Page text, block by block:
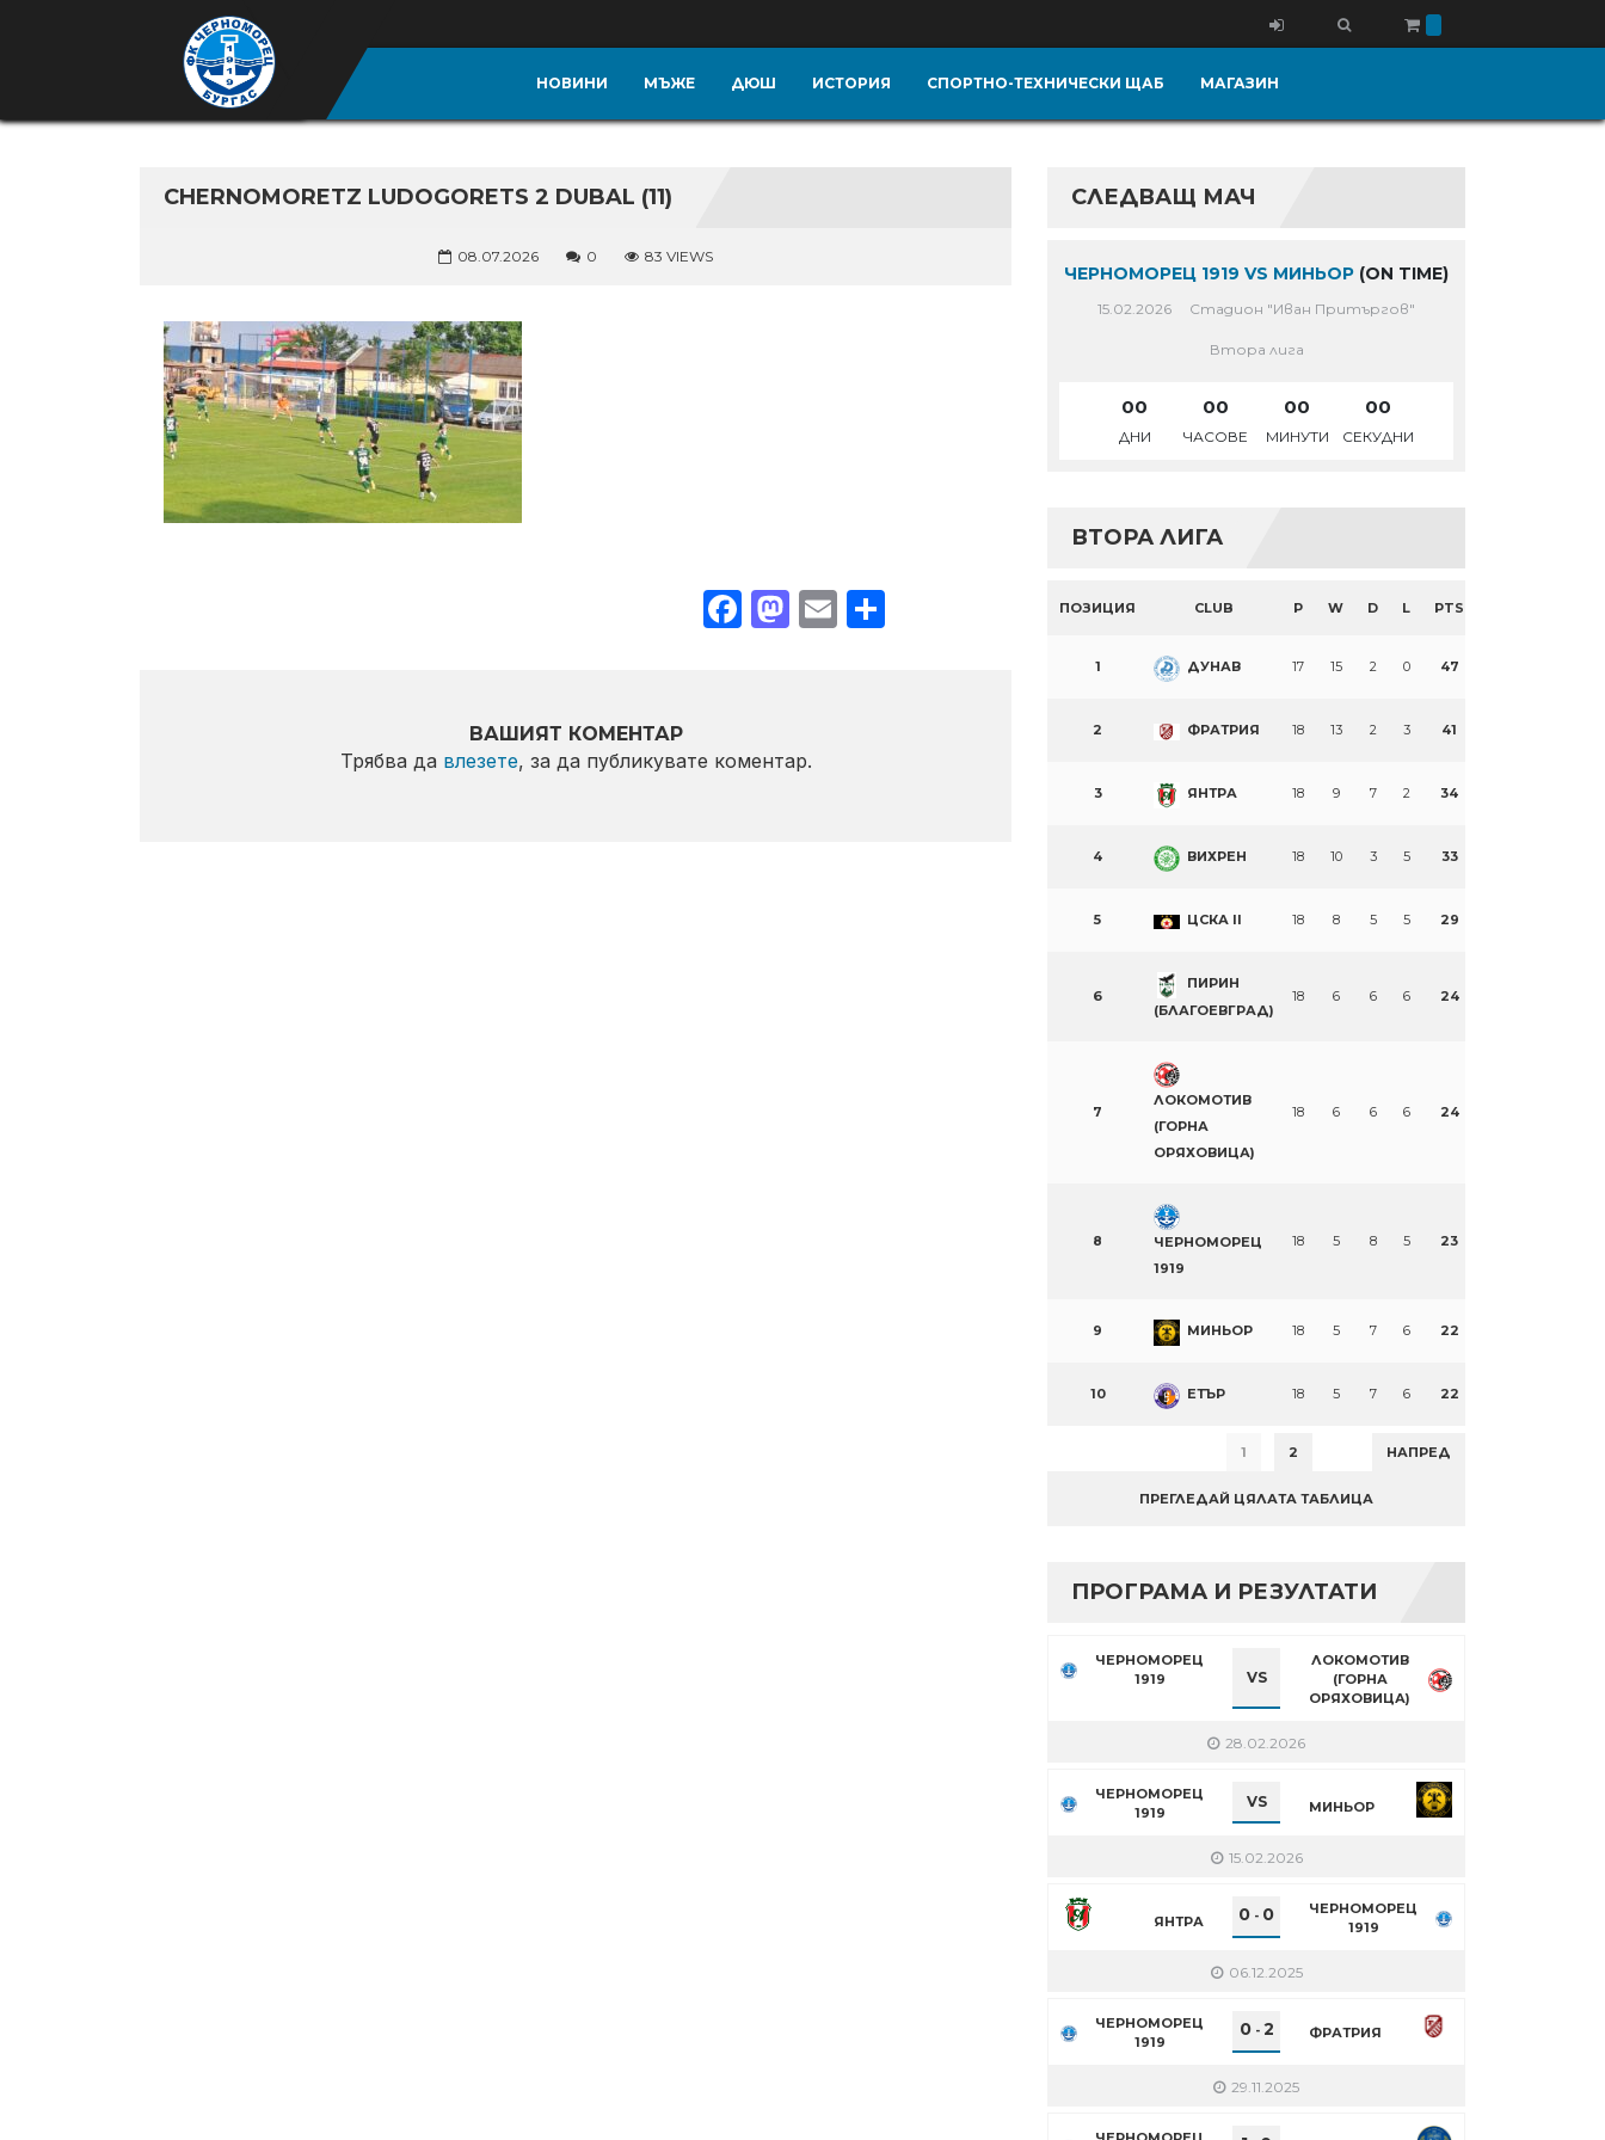
НОВИНИ МЪЖЕ ДЮШ ИСТОРИЯ СПОРТНО-ТЕХНИЧЕСКИ ЩАБ МАГАЗИН
CHERNOMORETZ LUDOGORETS 2 DUBAL (11)
08.07.2026 0 83 VIEWS
Facebook
Mastodon
EmailShare
ВАШИЯТ КОМЕНТАР
Трябва да влезете, за да публикувате коментар.
СЛЕДВАЩ МАЧ
ЧЕРНОМОРЕЦ 1919 VS МИНЬОР (ON TIME)
15.02.2026 Стадион "Иван Притъргов"
Втора лига
00
ДНИ
00
ЧАСОВЕ
00
МИНУТИ
00
СЕКУДНИ
ВТОРА ЛИГА
ПОЗИЦИЯ CLUB P W D L PTS
1 ДУНАВ 17 15 2 0 47
2 ФРАТРИЯ 18 13 2 3 41
3 ЯНТРА 18 9 7 2 34
4 ВИХРЕН 18 10 3 5 33
5 ЦСКА II 18 8 5 5 29
6
ПИРИН
(БЛАГОЕВГРАД)
18 6 6 6 24
7
ЛОКОМОТИВ
(ГОРНА
ОРЯХОВИЦА)
18 6 6 6 24
8
ЧЕРНОМОРЕЦ
1919
18 5 8 5 23
9 МИНЬОР 18 5 7 6 22
10 ЕТЪР 18 5 7 6 22
1 2 НАПРЕД
ПРЕГЛЕДАЙ ЦЯЛАТА ТАБЛИЦА
ПРОГРАМА И РЕЗУЛТАТИ
ЧЕРНОМОРЕЦ
1919
VS
ЛОКОМОТИВ
(ГОРНА
ОРЯХОВИЦА)
28.02.2026
ЧЕРНОМОРЕЦ
1919
VS МИНЬОР
15.02.2026
ЯНТРА 0 - 0
ЧЕРНОМОРЕЦ
1919
06.12.2025
ЧЕРНОМОРЕЦ
1919
0- 2 ФРАТРИЯ
29.11.2025